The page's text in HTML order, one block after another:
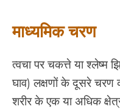
माध्यमिक चरण
त्वचा पर चकत्ते या श्लेष्म
घाव) लक्षणों के दूसरे चरण
शरीर के एक या अधिक